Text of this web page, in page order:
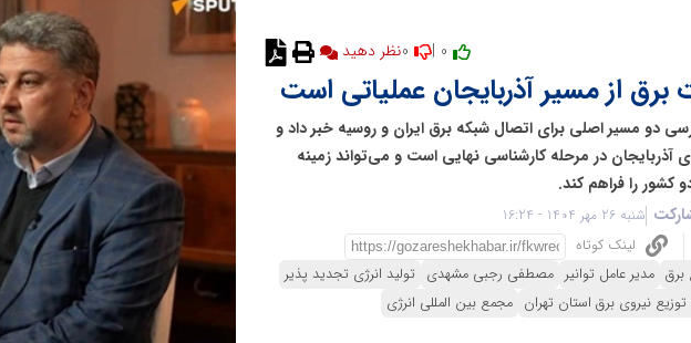
نظر دهید
دو مسیر اصلی برای اتصال شبکه برق ایران و روسیه خبر داد و
در مرحله کارشناسی نهایی است و می‌تواند زمینه
شنبه 26 مهر 1404 - 16:24
لینک کوتاه
برق مدیر عامل توانیر مصطفی رجبی مشهدی تولید انرژی تجدید پذیر
نیروی برق استان تهران مجمع بین المللی انرژی